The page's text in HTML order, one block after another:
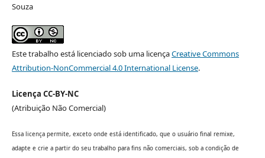
Souza
Este trabalho está licenciado sob uma licençaCreative Commons
Attribution-NonCommercial 4.0 International License.
Licença CC-BY-NC
(Atribuição Não Comercial)
Essa licença permite, exceto onde está identificado, que o usuário final remixe,
adapte e crie a partir do seu trabalho para fins não comerciais, sob a condição de